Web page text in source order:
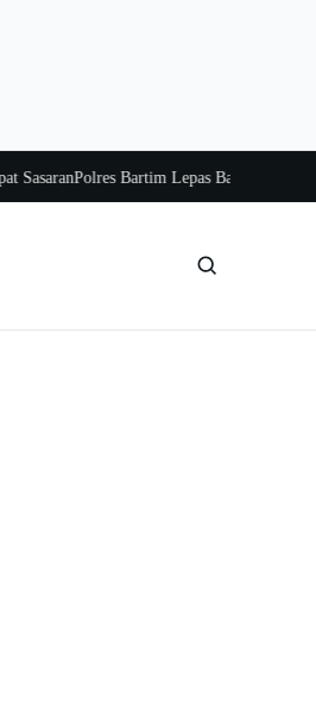
Polres Bartim Lepas Bakti Sosial untuk